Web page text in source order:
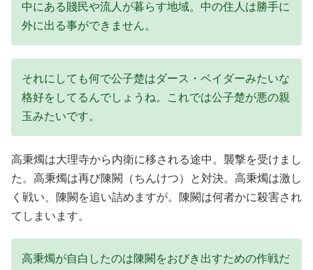
中にある賤民や流人が暮らす地域。中の住人は勝手に
外に出る事ができません。
それにしても何で公子楚はダース・ベイダーみたいな
格好をしてるんでしょうね。これでは公子楚が悪の親
玉みたいです。
高秉燭は大理寺から内衛に移される途中。襲撃を受けまし
た。高秉燭は再び陳闕（ちんけつ）と対決。高秉燭は激し
く戦い、陳闕を追い詰めますが。陳闕は何者かに殺害され
てしまいます。
高秉燭が自白したのは陳闕をおびき出すための作戦だ